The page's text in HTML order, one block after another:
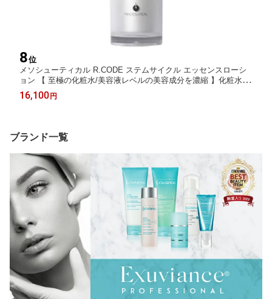
8位
メソシューティカル R.CODE ステムサイクル エッセンスローシ
ョン 【 至極の化粧水/美容液レベルの美容成分を濃縮 】化粧水 し
わ シミ たるみ ハリ くすみ
16,100 円
ブランド一覧